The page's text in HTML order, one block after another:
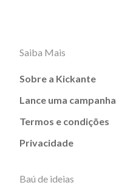
Saiba Mais
Sobre a Kickante
Lance uma campanha
Termos e condições
Privacidade
Baú de ideias